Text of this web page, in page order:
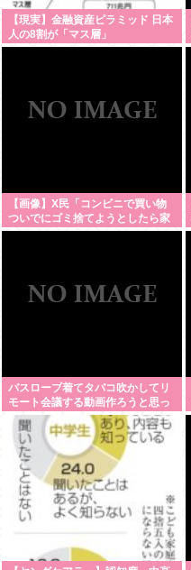
【現実】金融資産ピラミッド 日本
人の8割が「マス層」
【画像】X民「コンビニで買い物
ついでにゴミ捨てようとしたら家
庭ゴミの持ち込みはダメって言わ
バスローブ着てタバコ吹かしてリ
モート会議する動画作ろうと思っ
てるんだが